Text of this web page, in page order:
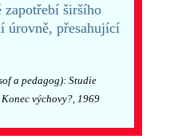
zapotřebí širšího
úrovně, přesahující
a pedagog): Studie
výchovy?, 1969